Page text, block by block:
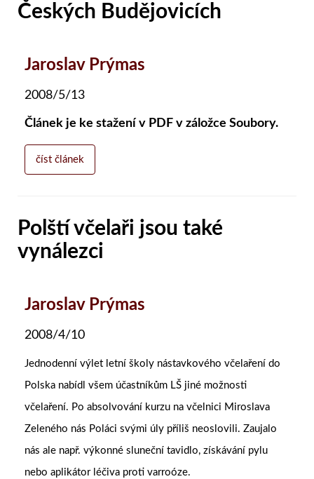
Českých Budějovicích
Jaroslav Prýmas
2008/5/13
Článek je ke stažení v PDF v záložce Soubory.
číst článek
Polští včelaři jsou také
vynálezci
Jaroslav Prýmas
2008/4/10
Jednodenní výlet letní školy nástavkového včelaření do
Polska nabídl všem účastníkům LŠ jiné možnosti
včelaření. Po absolvování kurzu na včelnici Miroslava
Zeleného nás Poláci svými úly příliš neoslovili. Zaujalo
nás ale např. výkonné sluneční tavidlo, získávání pylu
nebo aplikátor léčiva proti varroóze.